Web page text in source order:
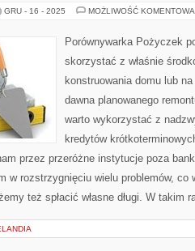
GRU - 16 - 2025 MOŻLIWOŚĆ
Porównywarka Pożyczek
skorzystać z właśnie
konstruowania domu lub
dawna planowanego
warto wykorzystać z
kredytów
przez przeróżne instytucje poza
w rozstrzygnięciu wielu problemów, co
też spłacić własne długi. W takim